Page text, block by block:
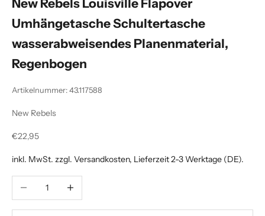
New Rebels Louisville Flapover
Umhängetasche Schultertasche
wasserabweisendes Planenmaterial,
Regenbogen
Artikelnummer: 43.117588
New Rebels
Angebot
€22,95
inkl. MwSt. zzgl. Versandkosten, Lieferzeit 2-3 Werktage (DE).
Anzahl verringernAnzahl erhöhen